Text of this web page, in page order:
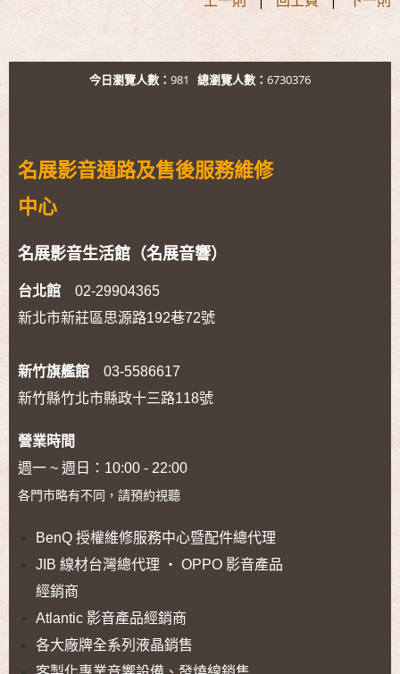
今日瀏覽人數： 981 總瀏覽人數： 6730376
名展影音通路及售後服務維修
中心
名展影音生活館（名展音響）
台北館 02-29904365
新北市新莊區思源路192巷72號
新竹旗艦館 03-5586617
新竹縣竹北市縣政十三路118號
營業時間
週一 ~ 週日：10:00 - 22:00
各門市略有不同，請預約視聽
BenQ 授權維修服務中心暨配件總代理
JIB 線材台灣總代理 ‧ OPPO 影音產品
經銷商
Atlantic 影音產品經銷商
各大廠牌全系列液晶銷售